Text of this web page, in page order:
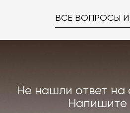
ВСЕ ВОПРОСЫ И
Не нашли ответ на
Напишите